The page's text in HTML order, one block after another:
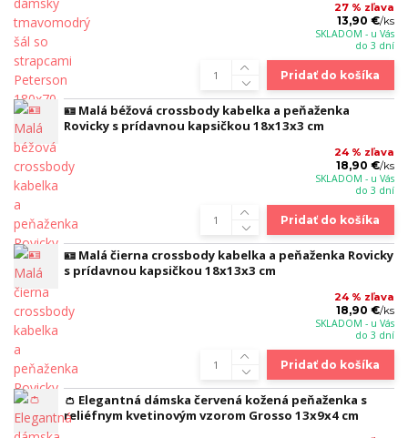
27 % zľava
13,90 €/ks
SKLADOM - u Vás
do 3 dní
Pridať do košíka
🪪 Malá béžová crossbody kabelka a peňaženka
Rovicky s prídavnou kapsičkou 18x13x3 cm
24 % zľava
18,90 €/ks
SKLADOM - u Vás
do 3 dní
Pridať do košíka
🪪 Malá čierna crossbody kabelka a peňaženka Rovicky
s prídavnou kapsičkou 18x13x3 cm
24 % zľava
18,90 €/ks
SKLADOM - u Vás
do 3 dní
Pridať do košíka
👛 Elegantná dámska červená kožená peňaženka s
reliéfnym kvetinovým vzorom Grosso 13x9x4 cm